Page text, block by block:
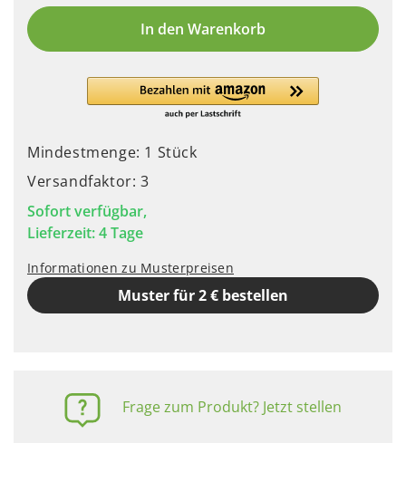
In den Warenkorb
Mindestmenge: 1 Stück
Versandfaktor: 3
Sofort verfügbar,
Lieferzeit: 4 Tage
Informationen zu Musterpreisen
Muster für 2 € bestellen
Frage zum Produkt? Jetzt stellen